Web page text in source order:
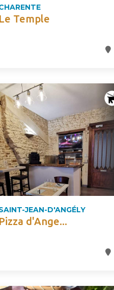
Le Temple
JEAN-D'ANGÉLY
Pizza d'Ange...